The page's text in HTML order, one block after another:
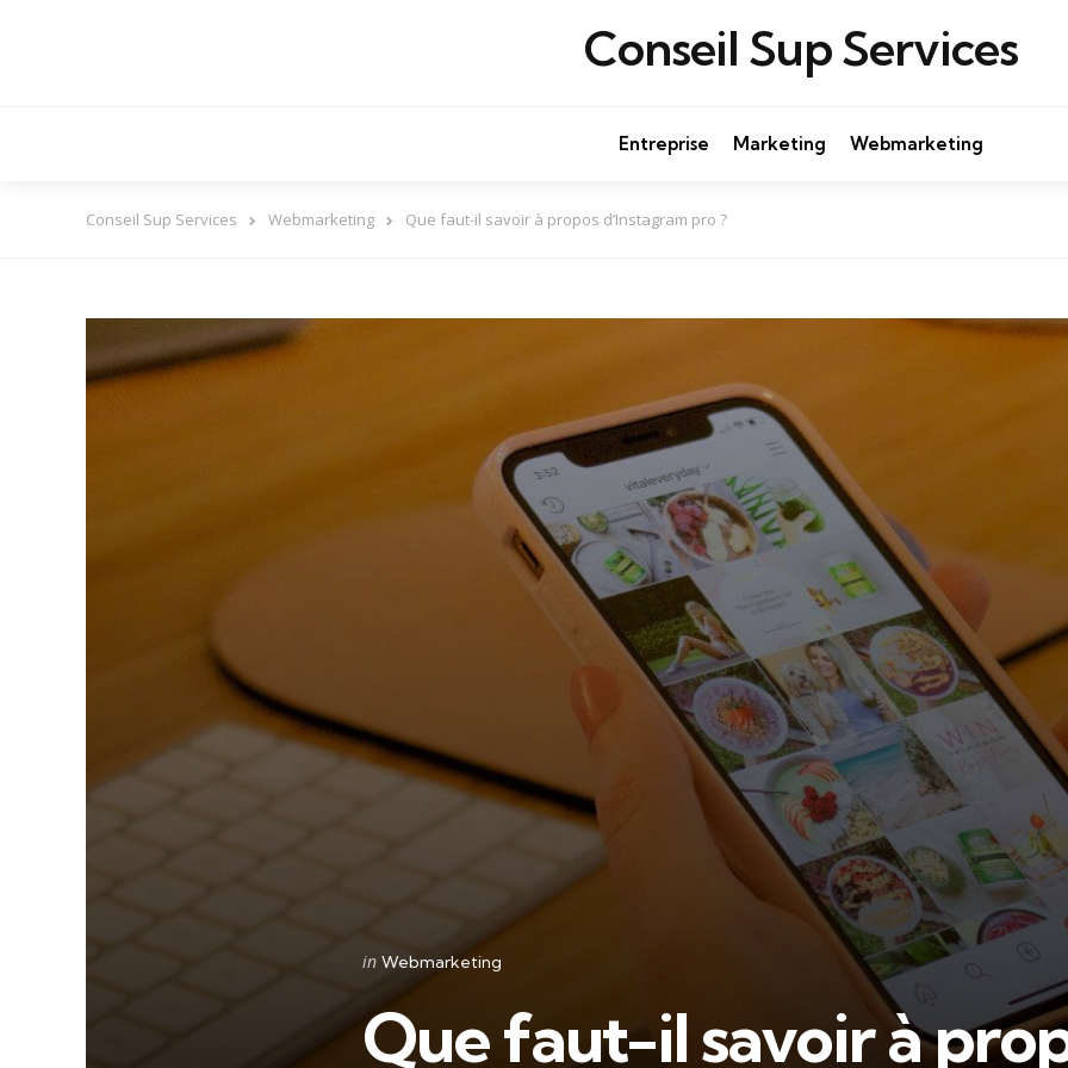
Conseil Sup Services
Entreprise Marketing Webmarketing
Conseil Sup Services Webmarketing Que faut-il savoir à propos d’Instagram pro ?
Categories
Posted
in Webmarketing
Que faut-il savoir à